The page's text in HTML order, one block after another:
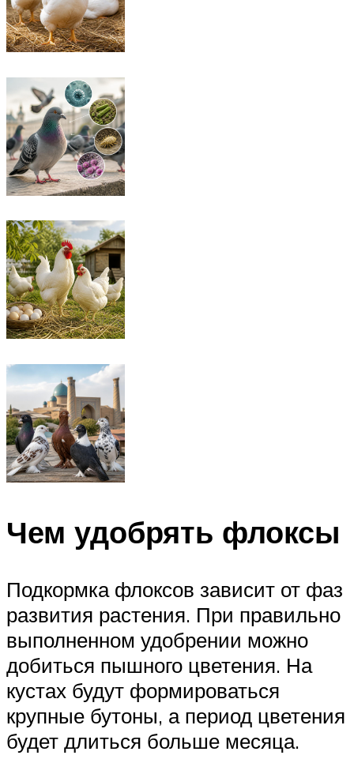
Чем удобрять флоксы
Подкормка флоксов зависит от фаз
развития растения. При правильно
выполненном удобрении можно
добиться пышного цветения. На
кустах будут формироваться
крупные бутоны, а период цветения
будет длиться больше месяца.